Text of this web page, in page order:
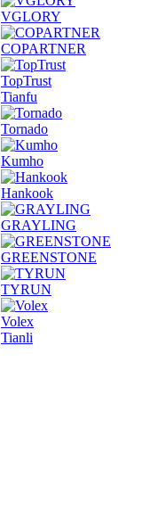
VGLORY
COPARTNER
TopTrust
Tianfu
Tornado
Kumho
Hankook
GRAYLING
GREENSTONE
TYRUN
Volex
Tianli